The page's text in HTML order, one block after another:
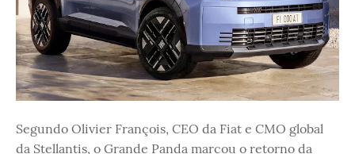
Segundo Olivier François, CEO da Fiat e CMO global
da Stellantis, o Grande Panda marcou o retorno da